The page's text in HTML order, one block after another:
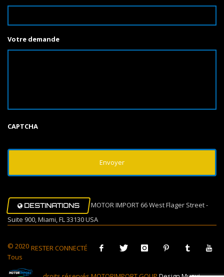
Votre demande
CAPTCHA
DESTINATIONS
MOTOR IMPORT 66 West Flager Street -
Suite 900, Miami, FL 33130 USA
RESTER CONNECTÉ
© 2020
Tous